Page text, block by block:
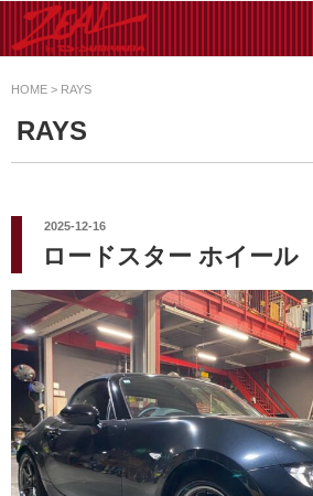
ンた日常メンテから各種チ
することならジャンルフ
リーでお任せください!
HOME > RAYS
RAYS
投
日:
2025-12-16
ロードスター ホイール